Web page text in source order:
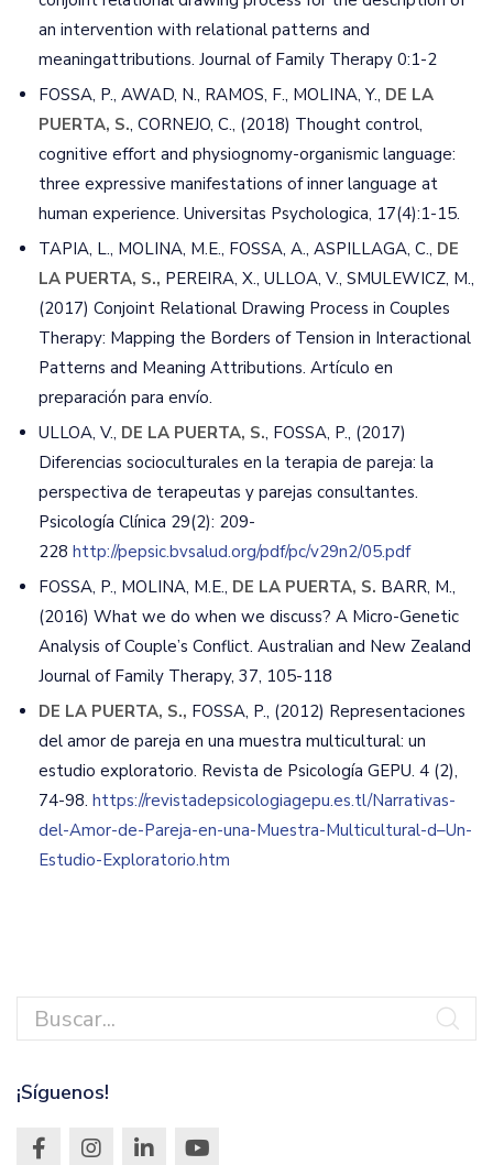
an intervention with relational patterns and
meaningattributions. Journal of Family Therapy 0:1-2
FOSSA, P., AWAD, N., RAMOS, F., MOLINA, Y., DE LA
PUERTA, S., CORNEJO, C., (2018) Thought control,
cognitive effort and physiognomy-organismic language:
three expressive manifestations of inner language at
human experience. Universitas Psychologica, 17(4):1-15.
TAPIA, L., MOLINA, M.E., FOSSA, A., ASPILLAGA, C., DE
LA PUERTA, S., PEREIRA, X., ULLOA, V., SMULEWICZ, M.,
(2017) Conjoint Relational Drawing Process in Couples
Therapy: Mapping the Borders of Tension in Interactional
Patterns and Meaning Attributions. Artículo en
preparación para envío.
ULLOA, V., DE LA PUERTA, S., FOSSA, P., (2017)
Diferencias socioculturales en la terapia de pareja: la
perspectiva de terapeutas y parejas consultantes.
Psicología Clínica 29(2): 209-
228 http://pepsic.bvsalud.org/pdf/pc/v29n2/05.pdf
FOSSA, P., MOLINA, M.E., DE LA PUERTA, S. BARR, M.,
(2016) What we do when we discuss? A Micro-Genetic
Analysis of Couple’s Conflict. Australian and New Zealand
Journal of Family Therapy, 37, 105-118
DE LA PUERTA, S., FOSSA, P., (2012) Representaciones
del amor de pareja en una muestra multicultural: un
estudio exploratorio. Revista de Psicología GEPU. 4 (2),
74-98. https://revistadepsicologiagepu.es.tl/Narrativas-
del-Amor-de-Pareja-en-una-Muestra-Multicultural-d–Un-
Estudio-Exploratorio.htm
¡Síguenos!